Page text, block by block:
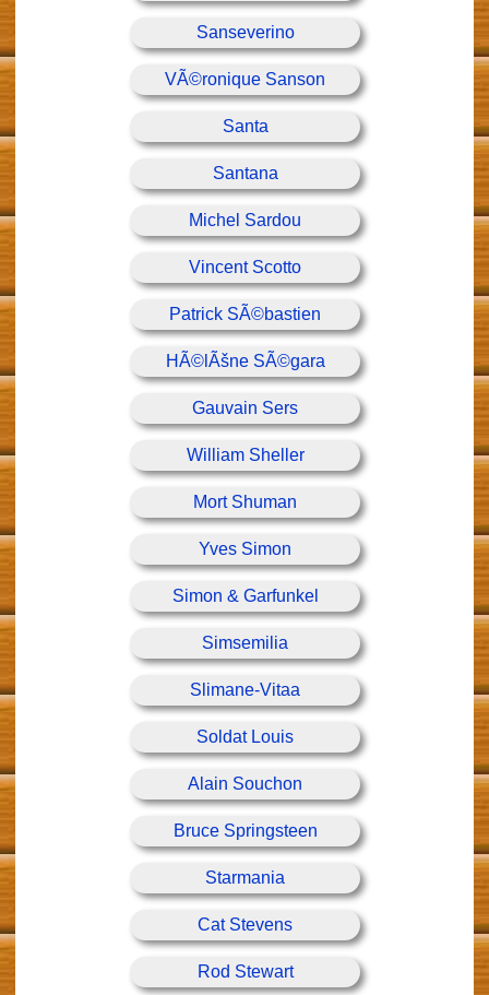
Sanseverino
VÃ©ronique Sanson
Santa
Santana
Michel Sardou
Vincent Scotto
Patrick SÃ©bastien
HÃ©lÃšne SÃ©gara
Gauvain Sers
William Sheller
Mort Shuman
Yves Simon
Simon & Garfunkel
Simsemilia
Slimane-Vitaa
Soldat Louis
Alain Souchon
Bruce Springsteen
Starmania
Cat Stevens
Rod Stewart